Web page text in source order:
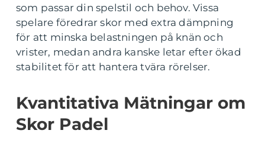
som passar din spelstil och behov. Vissa
spelare föredrar skor med extra dämpning
för att minska belastningen på knän och
vrister, medan andra kanske letar efter ökad
stabilitet för att hantera tvära rörelser.
Kvantitativa Mätningar om
Skor Padel